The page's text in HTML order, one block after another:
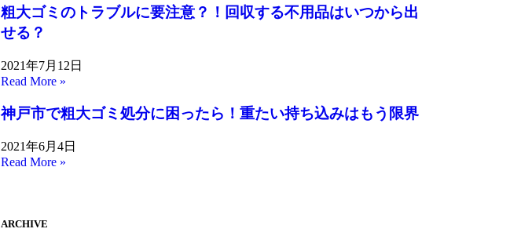
粗大ゴミのトラブルに要注意？！回収する不用品はいつから出
せる？
2021年7月12日
Read More »
神戸市で粗大ゴミ処分に困ったら！重たい持ち込みはもう限界
2021年6月4日
Read More »
ARCHIVE